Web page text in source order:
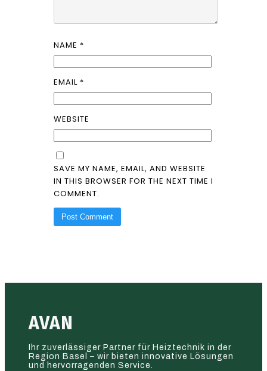
NAME *
EMAIL *
WEBSITE
SAVE MY NAME, EMAIL, AND WEBSITE
IN THIS BROWSER FOR THE NEXT TIME I
COMMENT.
AVAN
Ihr zuverlässiger Partner für Heiztechnik in der
Region Basel – wir bieten innovative Lösungen
und hervorragenden Service.